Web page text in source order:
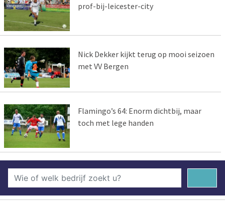
prof-bij-leicester-city
Nick Dekker kijkt terug op mooi seizoen
met VV Bergen
Flamingo’s 64: Enorm dichtbij, maar
toch met lege handen